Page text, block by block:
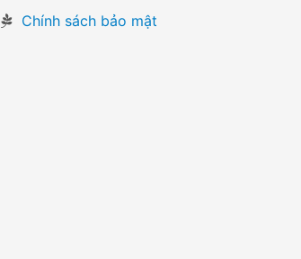
Chính sách bảo mật